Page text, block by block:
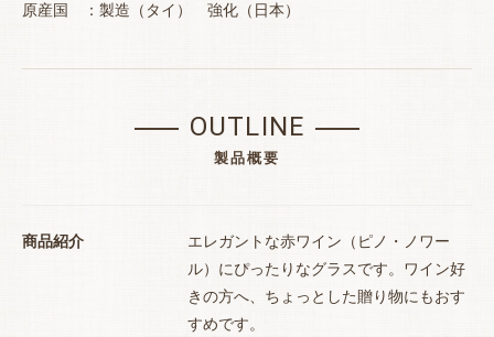
原産国 ：製造（タイ） 強化（日本）
OUTLINE
製品概要
商品紹介
エレガントな赤ワイン（ピノ・ノワー
ル）にぴったりなグラスです。ワイン好
きの方へ、ちょっとした贈り物にもおす
すめです。